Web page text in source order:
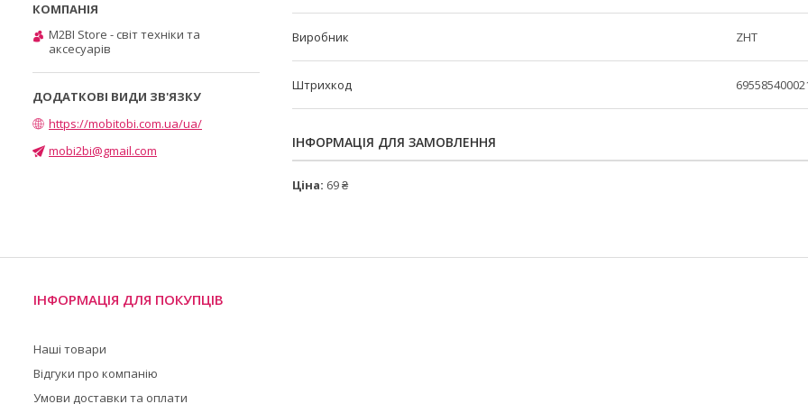
Виробник ZHT
Штрихкод
ІНФОРМАЦІЯ ДЛЯ ЗАМОВЛЕННЯ
Ціна: 69 ₴
M2BI Store - світ техніки та
аксесуарів
https://mobitobi.com.ua/ua/
mobi2bi@gmail.com
ІНФОРМАЦІЯ ДЛЯ ПОКУПЦІВ
Наші товари
Відгуки про компанію
Умови доставки та оплати